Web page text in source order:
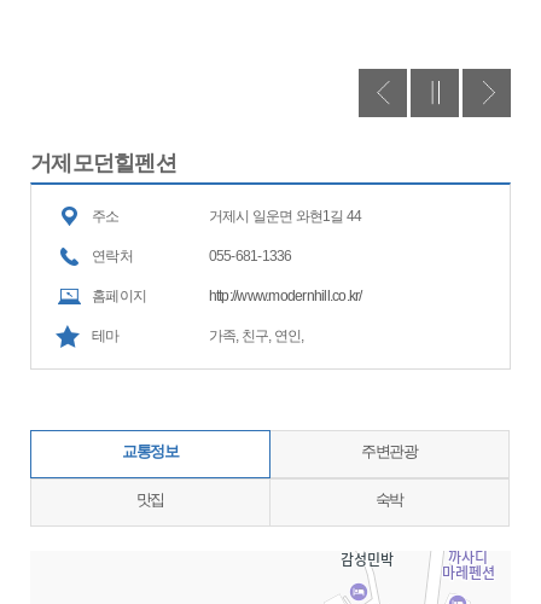
거제모던힐펜션
주소 거제시 일운면 와현1길 44
연락처 055-681-1336
홈페이지 http://www.modernhill.co.kr/
테마 가족, 친구, 연인,
교통정보 주변관광
맛집 숙박